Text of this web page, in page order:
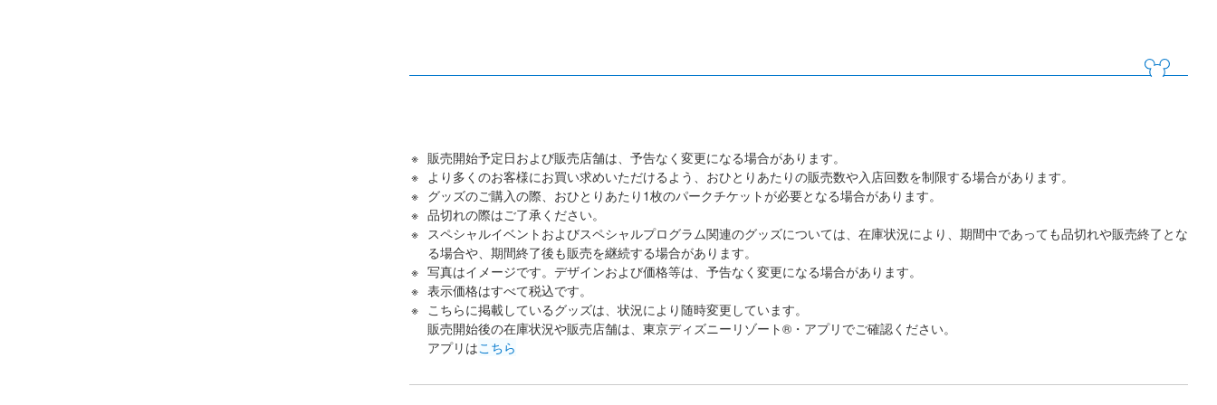
販売開始予定日および販売店舗は、予告なく変更になる場合があります。
より多くのお客様にお買い求めいただけるよう、おひとりあたりの販売数や入店回数を制限する場合があります。
グッズのご購入の際、おひとりあたり1枚のパークチケットが必要となる場合があります。
品切れの際はご了承ください。
スペシャルイベントおよびスペシャルプログラム関連のグッズについては、在庫状況により、期間中であっても品切れや販売終了とな
る場合や、期間終了後も販売を継続する場合があります。
写真はイメージです。デザインおよび価格等は、予告なく変更になる場合があります。
表示価格はすべて税込です。
こちらに掲載しているグッズは、状況により随時変更しています。
販売開始後の在庫状況や販売店舗は、東京ディズニーリゾート®・アプリでご確認ください。
アプリはこちら